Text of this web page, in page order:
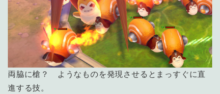
両脇に槍？ ようなものを発現させるとまっすぐに直
進する技。